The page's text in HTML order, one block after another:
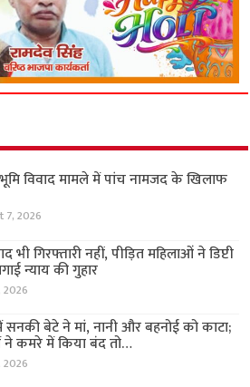
विवाद मामले में पांच नामजद के खिलाफ
7, 2026
भी गिरफ्तारी नहीं, पीड़ित महिलाओं ने डिप्टी
न्याय की गुहार
2026
बेटे ने मां, नानी और बहनोई को काटा;
ने कमरे में किया बंद तो…
2026